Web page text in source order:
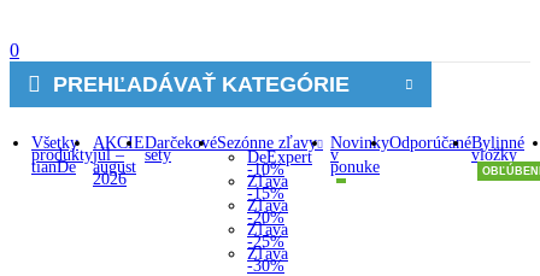
0
PREHĽADÁVAŤ KATEGÓRIE
Všetky
produkty
tianDe
AKCIE
júl –
august
2026
Darčekové
sety
Sezónne zľavy
DeExpert
-10%
Zľava
-15%
Zľava
-20%
Zľava
-25%
Zľava
-30%
Novinky
v
ponuke
OdporúčanéBylinné
vložky